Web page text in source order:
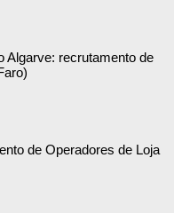
Algarve: recrutamento de
de Operadores de Loja